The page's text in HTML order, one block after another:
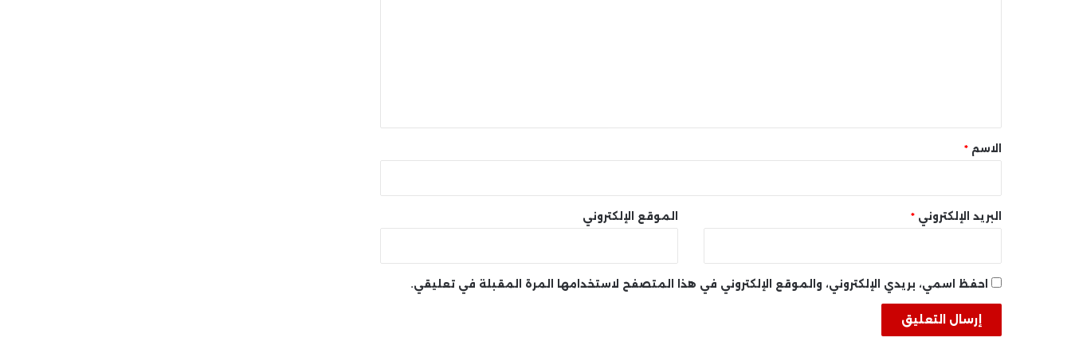
* الاسم *
البريد الإلكتروني * الموقع الإلكتروني
احفظ اسمي، بريدي الإلكتروني، والموقع الإلكتروني في هذا المتصفح لاستخدامها المرة المقبلة في تعليقي.